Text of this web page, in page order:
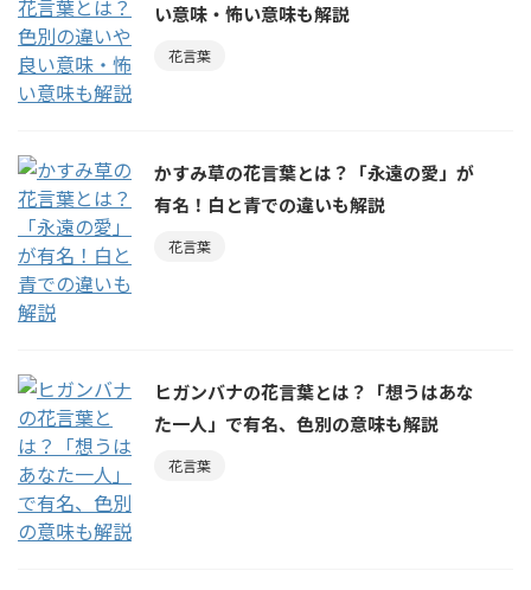
い意味・怖い意味も解説
花言葉
かすみ草の花言葉とは？「永遠の愛」が
有名！白と青での違いも解説
花言葉
ヒガンバナの花言葉とは？「想うはあな
た一人」で有名、色別の意味も解説
花言葉